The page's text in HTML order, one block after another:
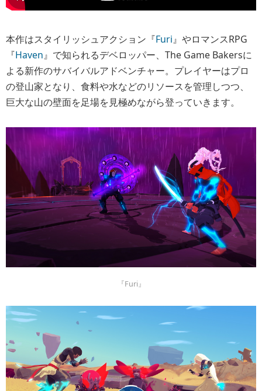
本作はスタイリッシュアクション『Furi』やロマンスRPG
『Haven』で知られるデベロッパー、The Game Bakersに
よる新作のサバイバルアドベンチャー。プレイヤーはプロ
の登山家となり、食料や水などのリソースを管理しつつ、
巨大な山の壁面を足場を見極めながら登っていきます。
『Furi』